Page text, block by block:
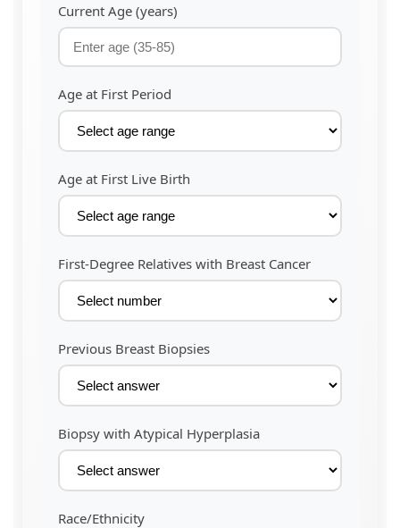
Current Age (years)
Age at First Period
Age at First Live Birth
First-Degree Relatives with Breast Cancer
Previous Breast Biopsies
Biopsy with Atypical Hyperplasia
Race/Ethnicity